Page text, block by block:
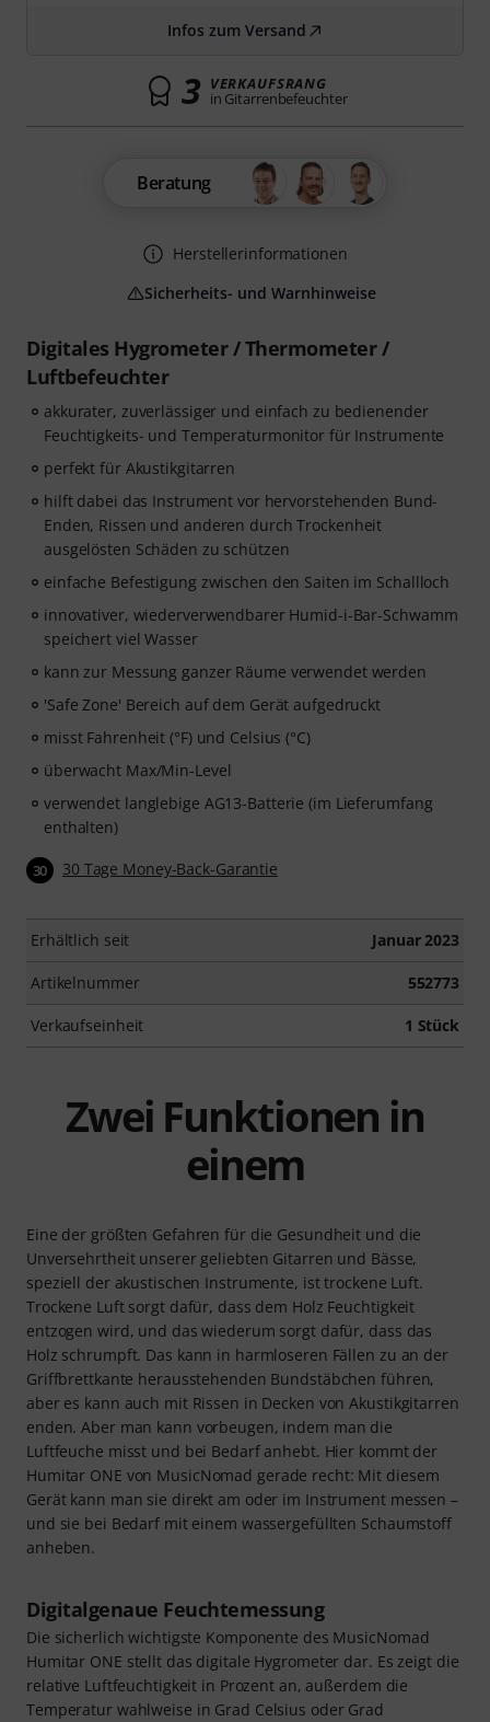
Digitales Hygrometer / Thermometer /
Luftbefeuchter
akkurater, zuverlässiger und einfach zu bedienender
Feuchtigkeits- und Temperaturmonitor für Instrumente
perfekt für Akustikgitarren
hilft dabei das Instrument vor hervorstehenden Bund-
Enden, Rissen und anderen durch Trockenheit
ausgelösten Schäden zu schützen
einfache Befestigung zwischen den Saiten im Schallloch
innovativer, wiederverwendbarer Humid-i-Bar-Schwamm
speichert viel Wasser
kann zur Messung ganzer Räume verwendet werden
'Safe Zone' Bereich auf dem Gerät aufgedruckt
misst Fahrenheit (°F) und Celsius (°C)
überwacht Max/Min-Level
verwendet langlebige AG13-Batterie (im Lieferumfang
enthalten)
30 30 Tage Money-Back-Garantie
Erhältlich seit Januar 2023
Artikelnummer 552773
Verkaufseinheit 1 Stück
Infos zum Versand
3 VERKAUFSRANG
in Gitarrenbefeuchter
Beratung
Herstellerinformationen
Sicherheits- und Warnhinweise
Zwei Funktionen in
einem
Eine der größten Gefahren für die Gesundheit und die
Unversehrtheit unserer geliebten Gitarren und Bässe,
speziell der akustischen Instrumente, ist trockene Luft.
Trockene Luft sorgt dafür, dass dem Holz Feuchtigkeit
entzogen wird, und das wiederum sorgt dafür, dass das
Holz schrumpft. Das kann in harmloseren Fällen zu an der
Griffbrettkante herausstehenden Bundstäbchen führen,
aber es kann auch mit Rissen in Decken von Akustikgitarren
enden. Aber man kann vorbeugen, indem man die
Luftfeuche misst und bei Bedarf anhebt. Hier kommt der
Humitar ONE von MusicNomad gerade recht: Mit diesem
Gerät kann man sie direkt am oder im Instrument messen –
und sie bei Bedarf mit einem wassergefüllten Schaumstoff
anheben.
Digitalgenaue Feuchtemessung
Die sicherlich wichtigste Komponente des MusicNomad
Humitar ONE stellt das digitale Hygrometer dar. Es zeigt die
relative Luftfeuchtigkeit in Prozent an, außerdem die
Temperatur wahlweise in Grad Celsius oder Grad